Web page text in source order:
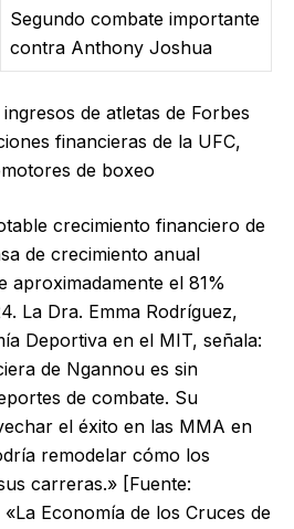
Segundo combate importante
contra Anthony Joshua
de atletas de Forbes
financieras de la UFC,
de boxeo
crecimiento financiero de
de crecimiento anual
aproximadamente el 81%
La Dra. Emma Rodríguez,
Deportiva en el MIT, señala:
de Ngannou es sin
de combate. Su
el éxito en las MMA en
remodelar cómo los
carreras.» [Fuente:
Economía de los Cruces de